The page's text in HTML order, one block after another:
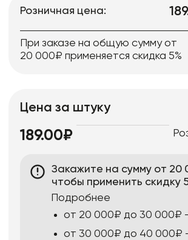
Розничная цена:
При заказе на общую сумму от
20 000₽ применяется скидка 5%
Цена за штуку
189.00₽
Закажите на сумму от 20
чтобы применить скидку
Подробнее
от 20 000₽ до 30 000₽
от 30 000₽ до 40 000₽